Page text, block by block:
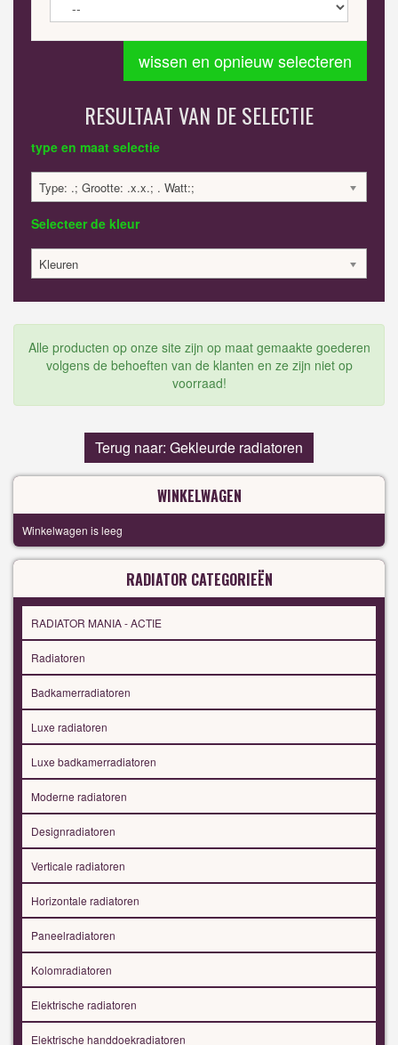
wissen en opnieuw selecteren
RESULTAAT VAN DE SELECTIE
type en maat selectie
Type: .; Grootte: .x.x.; . Watt:;
Selecteer de kleur
Kleuren
Alle producten op onze site zijn op maat gemaakte goederen
volgens de behoeften van de klanten en ze zijn niet op
voorraad!
Terug naar: Gekleurde radiatoren
WINKELWAGEN
Winkelwagen is leeg
RADIATOR CATEGORIEËN
RADIATOR MANIA - ACTIE
Radiatoren
Badkamerradiatoren
Luxe radiatoren
Luxe badkamerradiatoren
Moderne radiatoren
Designradiatoren
Verticale radiatoren
Horizontale radiatoren
Paneelradiatoren
Kolomradiatoren
Elektrische radiatoren
Elektrische handdoekradiatoren